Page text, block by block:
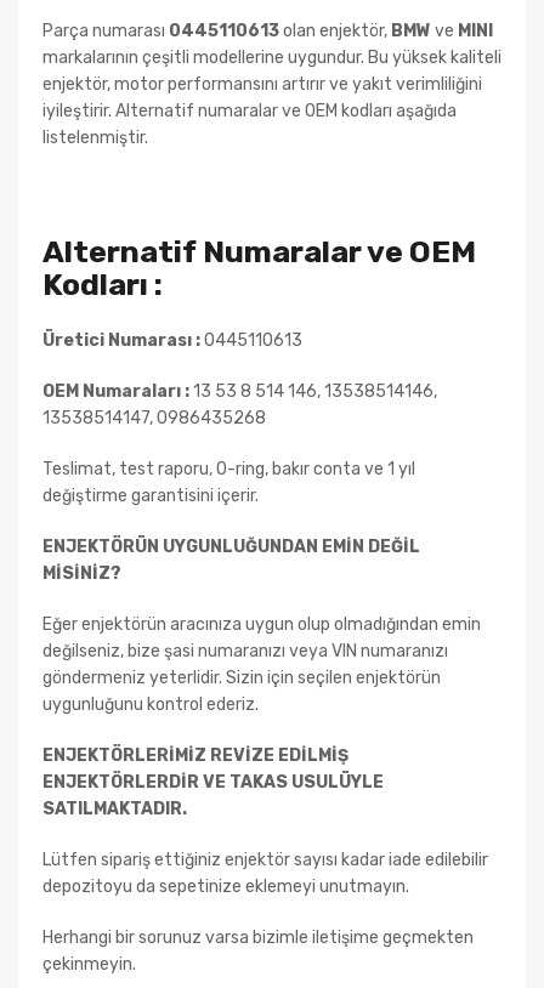
Parça numarası 0445110613olan enjektör, BMW ve MINI
markalarının çeşitli modellerine uygundur. Bu yüksek kaliteli
enjektör, motor performansını artırır ve yakıt verimliliğini
iyileştirir. Alternatif numaralar ve OEM kodları aşağıda
listelenmiştir.
Alternatif Numaralar ve OEM
Kodları :
Üretici Numarası :0445110613
OEM Numaraları :13 53 8 514 146, 13538514146,
13538514147,0986435268
Teslimat, test raporu, O-ring, bakır conta ve 1 yıl
değiştirme garantisini içerir.
ENJEKTÖRÜN UYGUNLUĞUNDAN EMİN DEĞİL
MİSİNİZ?
Eğer enjektörün aracınıza uygun olup olmadığından emin
değilseniz, bize şasi numaranızı veya VIN numaranızı
göndermeniz yeterlidir. Sizin için seçilen enjektörün
uygunluğunu kontrol ederiz.
ENJEKTÖRLERİMİZ REVİZE EDİLMİŞ
ENJEKTÖRLERDİR VE TAKAS USULÜYLE
SATILMAKTADIR.
Lütfen sipariş ettiğiniz enjektör sayısı kadar iade edilebilir
depozitoyu da sepetinize eklemeyi unutmayın.
Herhangi bir sorunuz varsa bizimle iletişime geçmekten
çekinmeyin.